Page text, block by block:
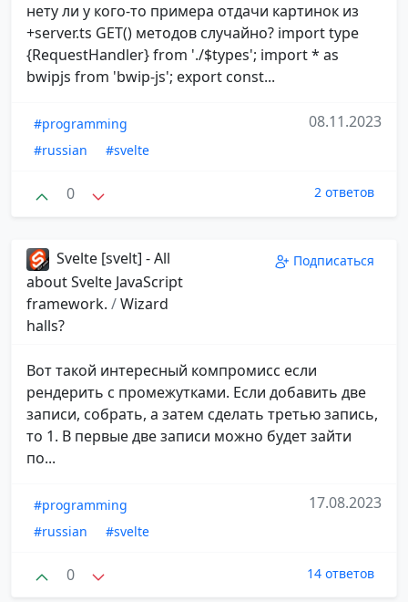
нету ли у кого-то примера отдачи картинок из
+server.ts GET() методов случайно? import type
{RequestHandler} from './$types'; import * as
bwipjs from 'bwip-js'; export const...
#programming
#russian
#svelte
08.11.2023
0 2 ответов
Svelte [svelt] - All
about Svelte JavaScript
framework. /Wizard
halls?
Подписаться
Вот такой интересный компромисс если
рендерить с промежутками. Если добавить две
записи, собрать, а затем сделать третью запись,
то 1. В первые две записи можно будет зайти
по...
#programming
#russian
#svelte
17.08.2023
0 14 ответов